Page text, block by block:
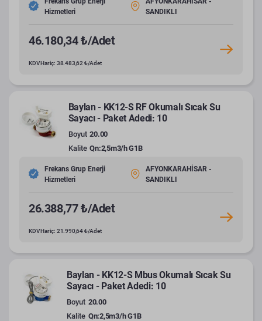
Hizmetleri
SANDIKLI
46.180,34 ₺/Adet
KDV Hariç: 38.483,62 ₺/Adet
Baylan - KK12-S RF Okumalı Sıcak Su
Sayacı - Paket Adedi: 10
Boyut 20.00
Kalite Qn:2,5m3/h G1B
Frekans Grup Enerji
Hizmetleri
AFYONKARAHİSAR -
SANDIKLI
26.388,77 ₺/Adet
KDV Hariç: 21.990,64 ₺/Adet
Baylan - KK12-S Mbus Okumalı Sıcak Su
Sayacı - Paket Adedi: 10
Boyut 20.00
Kalite Qn:2,5m3/h G1B